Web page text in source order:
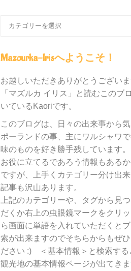
内
の
テ
ゴ
リ
別
検
索
Mazourka-Irisへようこそ！
お越しいただきありがとうございま
「マズルカ イリス」と読むこのブ
いているKaoriです。
このブログは、日々の出来事から
ポーランドの事、主にワルシャワ
味のものを好き勝手残しています。
お役に立てるであろう情報もある
ですが、上手くカテゴリー分け出
記事も沢山あります。
上記のカテゴリーや、タグから見
だくか右上の虫眼鏡マークをクリ
ら画面に単語を入れていただくと
索が出来ますのでそちらからもぜひ
ださい :) ＜基本情報＞と検索する
観光地の基本情報ページが出てきま